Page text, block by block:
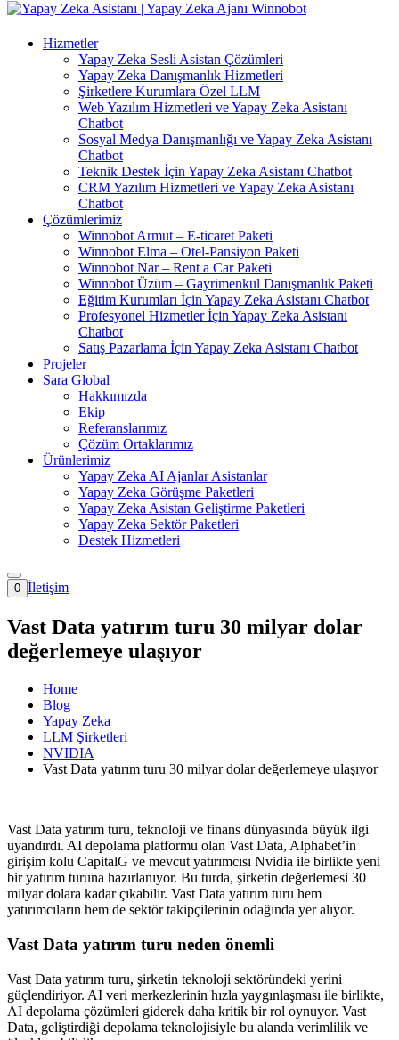
Hizmetler
Yapay Zeka Sesli Asistan Çözümleri
Yapay Zeka Danışmanlık Hizmetleri
Şirketlere Kurumlara Özel LLM
Web Yazılım Hizmetleri ve Yapay Zeka Asistanı
Chatbot
Sosyal Medya Danışmanlığı ve Yapay Zeka Asistanı
Chatbot
Teknik Destek İçin Yapay Zeka Asistanı Chatbot
CRM Yazılım Hizmetleri ve Yapay Zeka Asistanı
Chatbot
Çözümlerimiz
Winnobot Armut – E-ticaret Paketi
Winnobot Elma – Otel-Pansiyon Paketi
Winnobot Nar – Rent a Car Paketi
Winnobot Üzüm – Gayrimenkul Danışmanlık Paketi
Eğitim Kurumları İçin Yapay Zeka Asistanı Chatbot
Profesyonel Hizmetler İçin Yapay Zeka Asistanı
Chatbot
Satış Pazarlama İçin Yapay Zeka Asistanı Chatbot
Projeler
Sara Global
Hakkımızda
Ekip
Referanslarımız
Çözüm Ortaklarımız
Ürünlerimiz
Yapay Zeka AI Ajanlar Asistanlar
Yapay Zeka Görüşme Paketleri
Yapay Zeka Asistan Geliştirme Paketleri
Yapay Zeka Sektör Paketleri
Destek Hizmetleri
0 İletişim
Vast Data yatırım turu 30 milyar dolar
değerlemeye ulaşıyor
Home
Blog
Yapay Zeka
LLM Şirketleri
NVIDIA
Vast Data yatırım turu 30 milyar dolar değerlemeye ulaşıyor
Vast Data yatırım turu, teknoloji ve finans dünyasında büyük ilgi
uyandırdı. AI depolama platformu olan Vast Data, Alphabet’in
girişim kolu CapitalG ve mevcut yatırımcısı Nvidia ile birlikte yeni
bir yatırım turuna hazırlanıyor. Bu turda, şirketin değerlemesi 30
milyar dolara kadar çıkabilir. Vast Data yatırım turu hem
yatırımcıların hem de sektör takipçilerinin odağında yer alıyor.
Vast Data yatırım turu neden önemli
Vast Data yatırım turu, şirketin teknoloji sektöründeki yerini
güçlendiriyor. AI veri merkezlerinin hızla yaygınlaşması ile birlikte,
AI depolama çözümleri giderek daha kritik bir rol oynuyor. Vast
Data, geliştirdiği depolama teknolojisiyle bu alanda verimlilik ve